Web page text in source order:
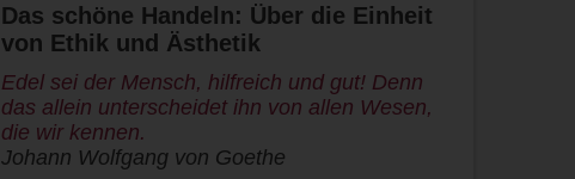
Das schöne Handeln: Über die Einheit
von Ethik und Ästhetik
Edel sei der Mensch, hilfreich und gut! Denn
das allein unterscheidet ihn von allen Wesen,
die wir kennen.
Johann Wolfgang von Goethe